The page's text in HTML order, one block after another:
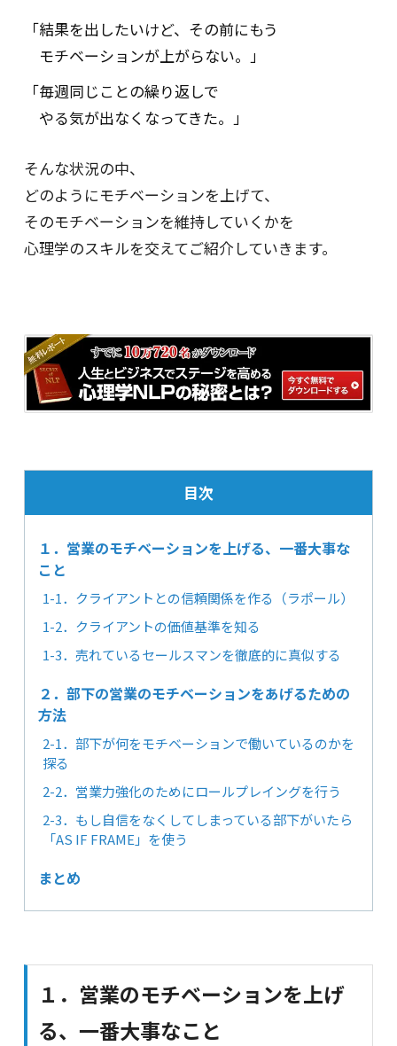
「結果を出したいけど、その前にもう
モチベーションが上がらない。」
「毎週同じことの繰り返しで
やる気が出なくなってきた。」
そんな状況の中、
どのようにモチベーションを上げて、
そのモチベーションを維持していくかを
心理学のスキルを交えてご紹介していきます。
目次
１．営業のモチベーションを上げる、一番大事な
こと
1-1．クライアントとの信頼関係を作る（ラポール）
1-2．クライアントの価値基準を知る
1-3．売れているセールスマンを徹底的に真似する
２．部下の営業のモチベーションをあげるための
方法
2-1．部下が何をモチベーションで働いているのかを
探る
2-2．営業力強化のためにロールプレイングを行う
2-3．もし自信をなくしてしまっている部下がいたら
「AS IF FRAME」を使う
まとめ
１．営業のモチベーションを上げ
る、一番大事なこと